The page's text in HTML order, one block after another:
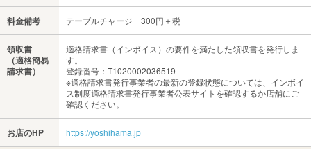
料金備考 テーブルチャージ 300円＋税
領収書
（適格簡易
請求書）
適格請求書（インボイス）の要件を満たした領収書を発行しま
す。
登録番号：T1020002036519
※適格請求書発行事業者の最新の登録状態については、インボイ
ス制度適格請求書発行事業者公表サイトを確認するか店舗にご
確認ください。
お店のHP https://yoshihama.jp